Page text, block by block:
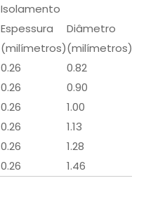
Isolamento
Espessura
(milímetros)
Diâmetro
(milímetros)
0.26 0.82
0.26 0.90
0.26 1.00
0.26 1.13
0.26 1.28
0.26 1.46